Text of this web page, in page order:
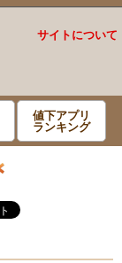
サイトについて
値下アプリ
ランキング